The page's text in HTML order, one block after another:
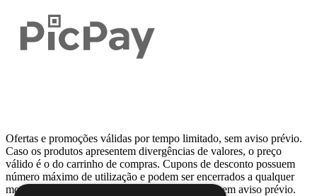
Ofertas e promoções válidas por tempo limitado, sem aviso prévio.
Caso os produtos apresentem divergências de valores, o preço
válido é o do carrinho de compras. Cupons de desconto possuem
número máximo de utilização e podem ser encerrados a qualquer
momento, de acordo com sua disponibilidade e sem aviso prévio.